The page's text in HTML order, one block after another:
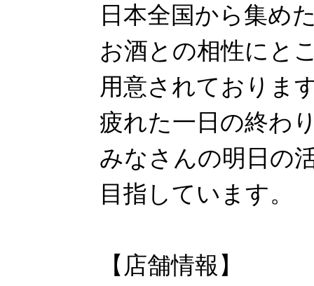
日本全国から集め
お酒との相性にと
用意されておりま
疲れた一日の終わ
みなさんの明日の
目指しています。
【店舗情報】